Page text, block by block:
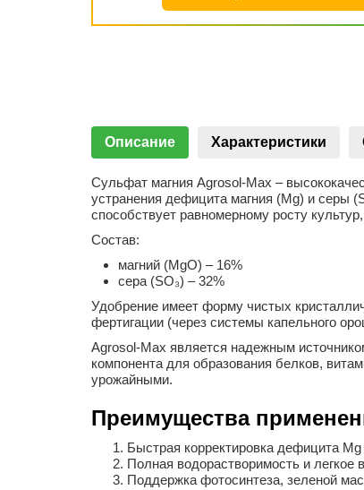
Описание Характеристики
Сульфат магния Agrosol-Max –
устранения дефицита магния (Mg) и серы
способствует равномерному росту
Состав:
магний (MgO) – 16%
сера (SO₃) – 32%
Удобрение имеет форму чистых
фертигации (через системы капельного
Agrosol-Max является надежным
компонента для образования белков,
урожайными.
Преимущества
Быстрая корректировка дефицита Mg
Полная водорастворимость и легкое
Поддержка фотосинтеза, зеленой